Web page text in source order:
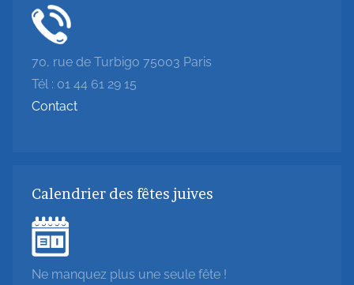
70, rue de Turbigo 75003 Paris
Tél : 01 44 61 29 15
Contact
Calendrier des fêtes juives
Ne manquez plus une seule fête !